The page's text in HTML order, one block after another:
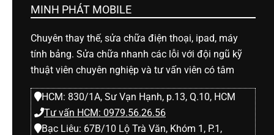
MINH PHÁT MOBILE
Chuyên thay thế, sửa chữa điện thoại, ipad, máy
tính bảng. Sửa chữa nhanh các lỗi với đội ngũ kỹ
thuật viên chuyên nghiệp và tư vấn viên có tâm
HCM: 830/1A, Sư Vạn Hạnh, p.13, Q.10, HCM
Tư vấn HCM: 0979.56.26.56
Bạc Liêu: 67B/10 Lộ Trà Văn, Khóm 1, P.1,